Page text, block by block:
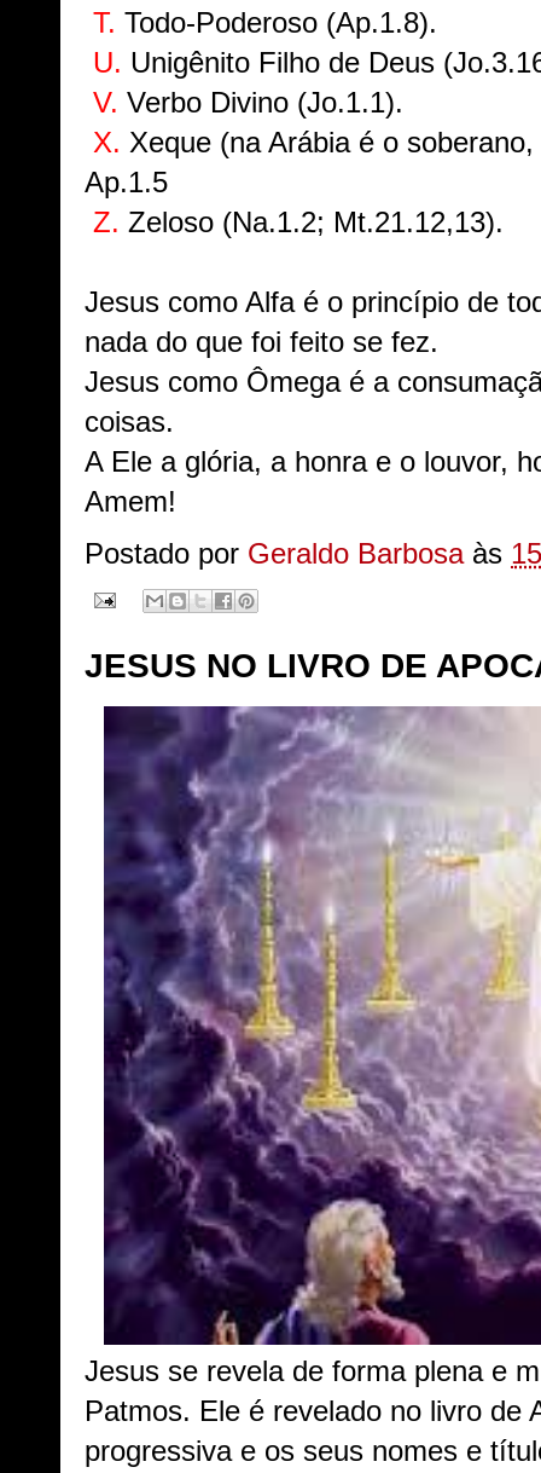
T. Todo-Poderoso (Ap.1.8).
U. Unigênito Filho de Deus
V. Verbo Divino (Jo.1.1).
X. Xeque (na Arábia é o
Ap.1.5
Z. Zeloso (Na.1.2; Mt.21.12,13).
Jesus como Alfa é o princípio de
nada do que foi feito se fez.
Jesus como Ômega é a
coisas.
A Ele a glória, a honra e o louvor,
Amem!
Postado por Geraldo Barbosa às
JESUS NO LIVRO DE
Jesus se revela de forma plena e
Patmos. Ele é revelado no livro de
progressiva e os seus nomes e